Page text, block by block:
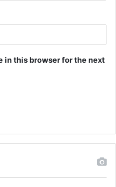
in this browser for the next